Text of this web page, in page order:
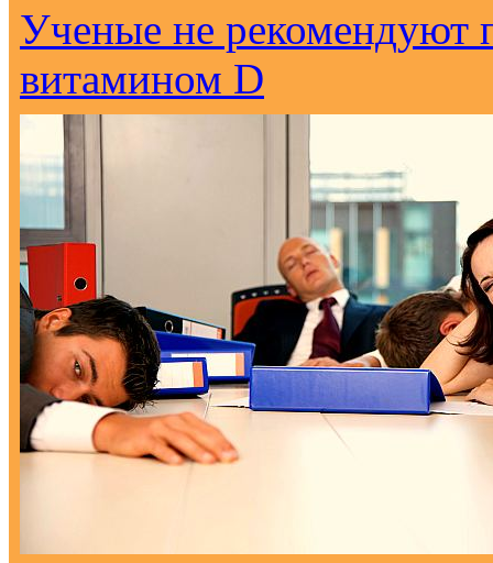
Ученые не рекомендуют
витамином D